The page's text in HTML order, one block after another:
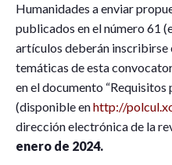
Humanidades a enviar
publicados en el número 61
artículos deberán inscribirse
temáticas de esta
en el documento
(disponible enhttp://
dirección electrónica de la
enero de 2024.